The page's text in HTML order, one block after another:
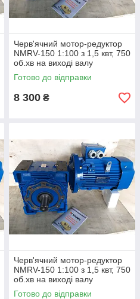
Черв'ячний мотор-редуктор
NMRV-150 1:100 з 1,5 квт, 750
об.хв на виході валу
редуктора 7,5 про.хв
Готово до відправки
8 300 ₴
Черв'ячний мотор-редуктор
NMRV-150 1:100 з 1,5 квт, 750
об.хв на виході валу
редуктора 7,5 про.хв
Готово до відправки